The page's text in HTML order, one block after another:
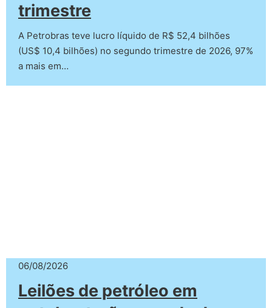
trimestre
A Petrobras teve lucro líquido de R$ 52,4 bilhões
(US$ 10,4 bilhões) no segundo trimestre de 2026, 97%
a mais em…
06/08/2026
Leilões de petróleo em